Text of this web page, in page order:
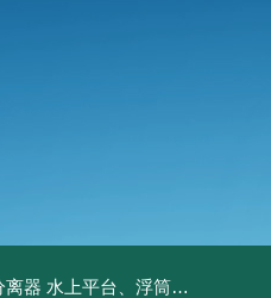
离器 水上平台、浮筒码头